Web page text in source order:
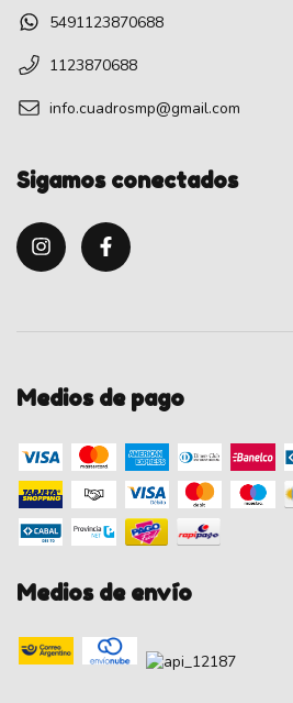
5491123870688
1123870688
info.cuadrosmp@gmail.com
Sigamos conectados
Medios de pago
Medios de envío